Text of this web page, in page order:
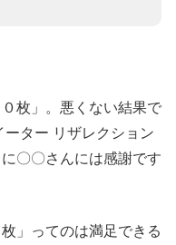
０枚」。悪くない結果で
ーター リザレクション
〇〇さんには感謝です
」ってのは満足できる